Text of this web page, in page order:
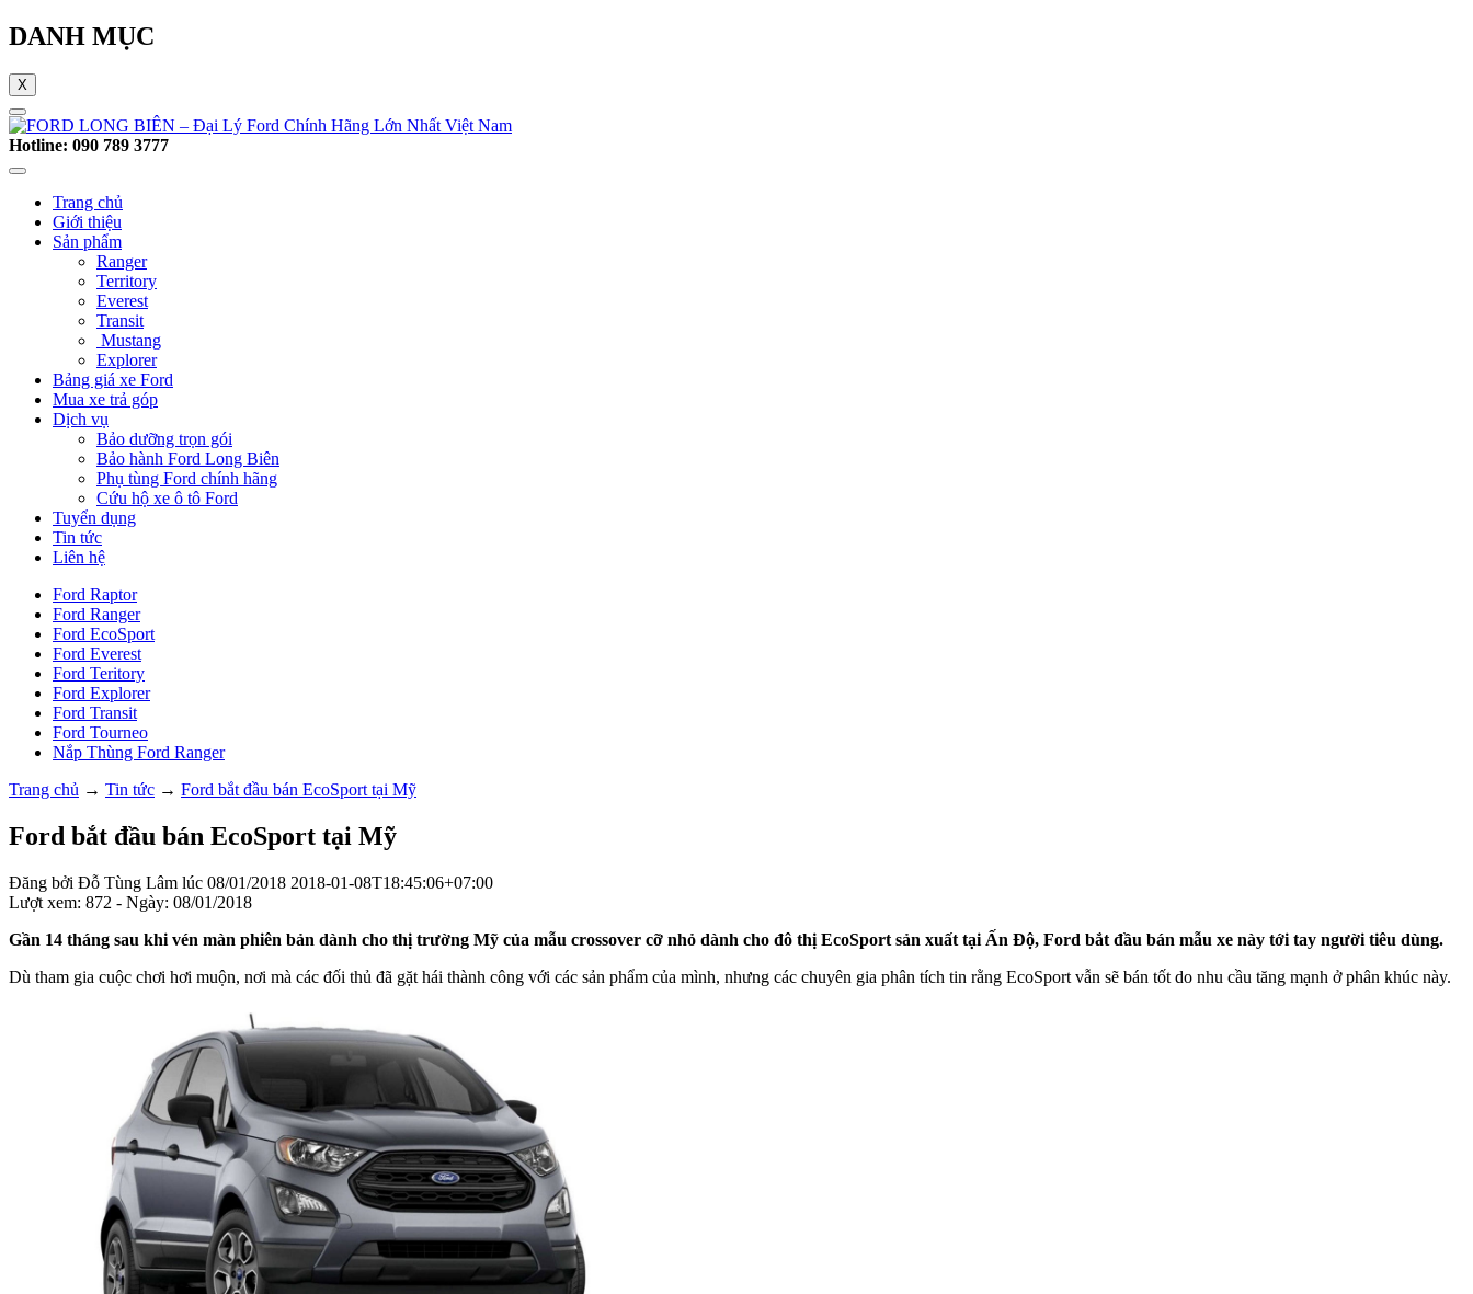
DANH MỤC
X
Hotline: 090 789 3777
Trang chủ
Giới thiệu
Sản phẩm
Ranger
Territory
Everest
Transit
Mustang
Explorer
Bảng giá xe Ford
Mua xe trả góp
Dịch vụ
Bảo dưỡng trọn gói
Bảo hành Ford Long Biên
Phụ tùng Ford chính hãng
Cứu hộ xe ô tô Ford
Tuyển dụng
Tin tức
Liên hệ
Ford Raptor
Ford Ranger
Ford EcoSport
Ford Everest
Ford Teritory
Ford Explorer
Ford Transit
Ford Tourneo
Nắp Thùng Ford Ranger
Trang chủ → Tin tức → Ford bắt đầu bán EcoSport tại Mỹ
Ford bắt đầu bán EcoSport tại Mỹ
Đăng bởi Đỗ Tùng Lâm lúc 08/01/2018 2018-01-08T18:45:06+07:00
Lượt xem: 872 - Ngày: 08/01/2018
Gần 14 tháng sau khi vén màn phiên bản dành cho thị trường Mỹ của mẫu crossover cỡ nhỏ dành cho đô thị EcoSport sản xuất tại Ấn Độ, Ford bắt đầu bán mẫu xe này tới tay người tiêu dùng.
Dù tham gia cuộc chơi hơi muộn, nơi mà các đối thủ đã gặt hái thành công với các sản phẩm của mình, nhưng các chuyên gia phân tích tin rằng EcoSport vẫn sẽ bán tốt do nhu cầu tăng mạnh ở phân khúc này.